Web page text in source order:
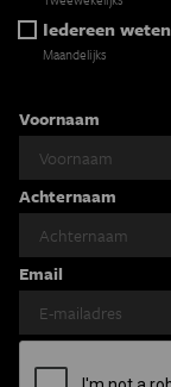
Iedereen
Maandelijks
Voornaam
Achternaam
Email